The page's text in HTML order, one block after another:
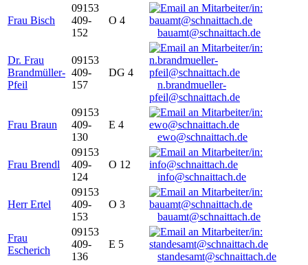
Frau Bisch
09153
409-
152
O 4
bauamt@schnaittach.de
Dr. Frau
Brandmüller-
Pfeil
09153
409-
157
DG 4
n.brandmueller-
pfeil@schnaittach.de
Frau Braun
09153
409-
130
E 4
ewo@schnaittach.de
Frau Brendl
09153
409-
124
O 12
info@schnaittach.de
Herr Ertel
09153
409-
153
O 3
bauamt@schnaittach.de
Frau
Escherich
09153
409-
136
E 5
standesamt@schnaittach.de